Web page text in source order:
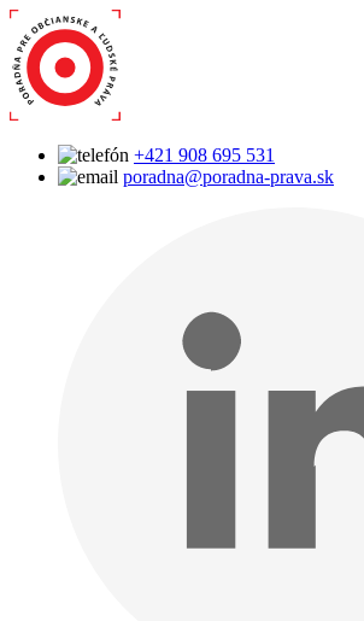
+421 908 695 531
poradna@poradna-prava.sk